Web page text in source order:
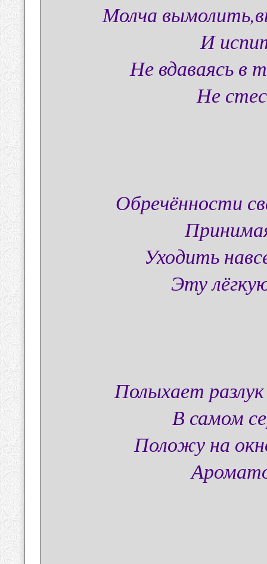
Молча
И
Не вдаваясь в
Не
Обречённости
Уходить
Эту
Полыхает
В самом
Положу на